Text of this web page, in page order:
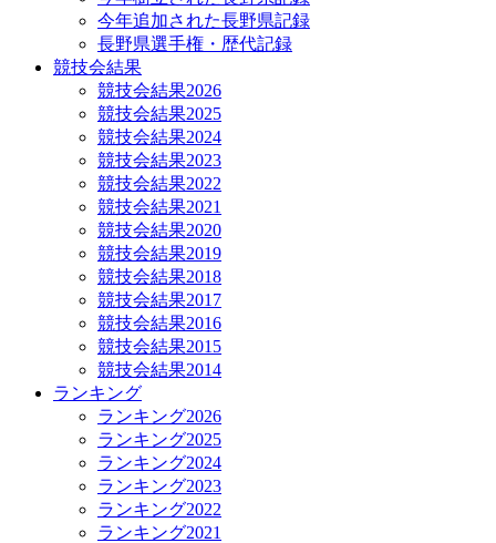
今年追加された長野県記録
長野県選手権・歴代記録
競技会結果
競技会結果2026
競技会結果2025
競技会結果2024
競技会結果2023
競技会結果2022
競技会結果2021
競技会結果2020
競技会結果2019
競技会結果2018
競技会結果2017
競技会結果2016
競技会結果2015
競技会結果2014
ランキング
ランキング2026
ランキング2025
ランキング2024
ランキング2023
ランキング2022
ランキング2021